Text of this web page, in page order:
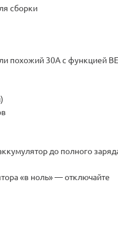
сборки
похожий 30А с функцией
до полного
«в ноль» — отключайте